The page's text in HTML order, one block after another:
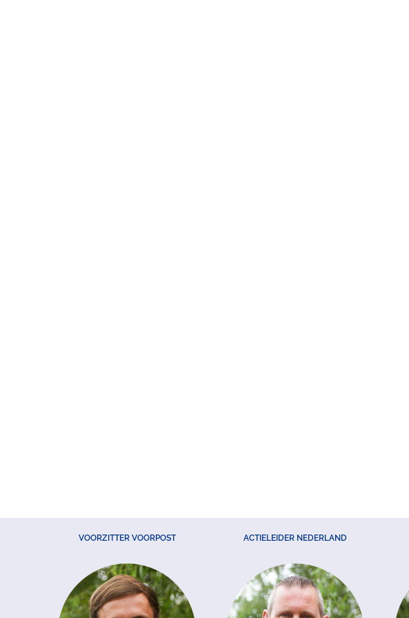
VOORZITTER VOORPOST ACTIELEIDER NEDERLAND